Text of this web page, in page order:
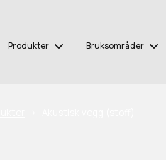
Produkter Bruksområder